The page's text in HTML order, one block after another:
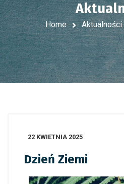
Home Aktualności
22 KWIETNIA 2025
Dzień Ziemi